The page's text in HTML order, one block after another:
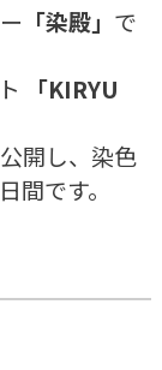
画像ととも
「染殿」 で
「KIRYU
開し、染色
間です。